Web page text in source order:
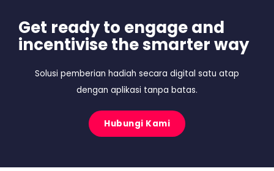
Get ready to engage and
incentivise the smarter way
Solusi pemberian hadiah secara digital satu atap
dengan aplikasi tanpa batas.
Hubungi Kami